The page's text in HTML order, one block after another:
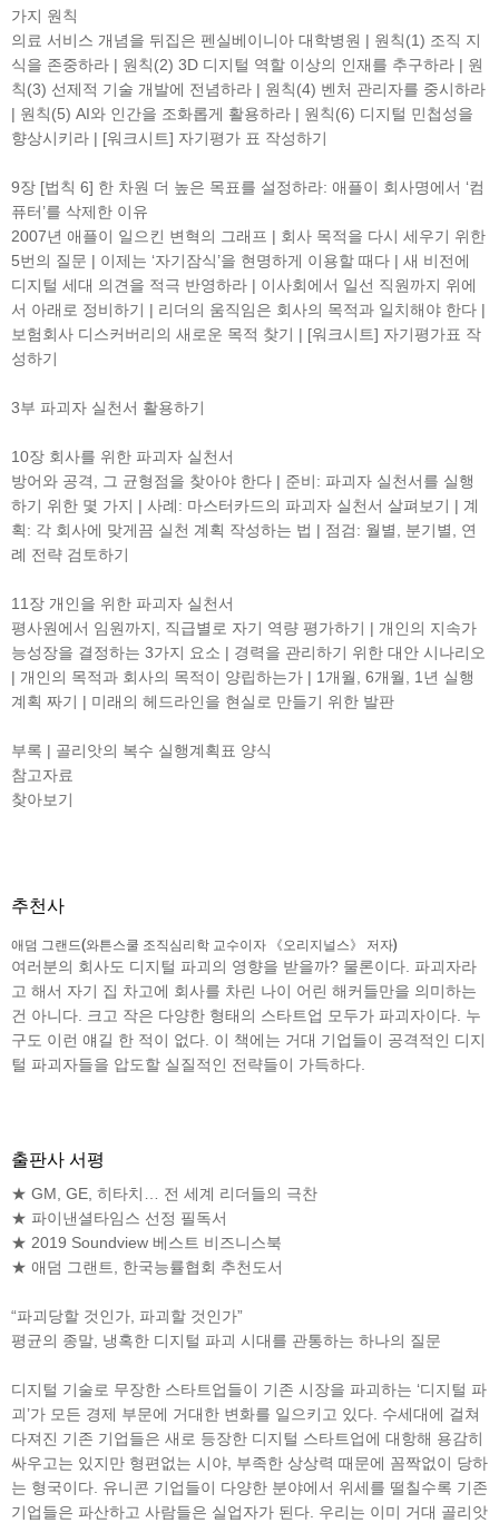
가지 원칙
의료 서비스 개념을 뒤집은 펜실베이니아 대학병원 | 원칙(1) 조직 지
식을 존중하라 | 원칙(2) 3D 디지털 역할 이상의 인재를 추구하라 | 원
칙(3) 선제적 기술 개발에 전념하라 | 원칙(4) 벤처 관리자를 중시하라
| 원칙(5) AI와 인간을 조화롭게 활용하라 | 원칙(6) 디지털 민첩성을
향상시키라 | [워크시트] 자기평가 표 작성하기
9장 [법칙 6] 한 차원 더 높은 목표를 설정하라: 애플이 회사명에서 ‘컴
퓨터’를 삭제한 이유
2007년 애플이 일으킨 변혁의 그래프 | 회사 목적을 다시 세우기 위한
5번의 질문 | 이제는 ‘자기잠식’을 현명하게 이용할 때다 | 새 비전에
디지털 세대 의견을 적극 반영하라 | 이사회에서 일선 직원까지 위에
서 아래로 정비하기 | 리더의 움직임은 회사의 목적과 일치해야 한다 |
보험회사 디스커버리의 새로운 목적 찾기 | [워크시트] 자기평가표 작
성하기
3부 파괴자 실천서 활용하기
10장 회사를 위한 파괴자 실천서
방어와 공격, 그 균형점을 찾아야 한다 | 준비: 파괴자 실천서를 실행
하기 위한 몇 가지 | 사례: 마스터카드의 파괴자 실천서 살펴보기 | 계
획: 각 회사에 맞게끔 실천 계획 작성하는 법 | 점검: 월별, 분기별, 연
례 전략 검토하기
11장 개인을 위한 파괴자 실천서
평사원에서 임원까지, 직급별로 자기 역량 평가하기 | 개인의 지속가
능성장을 결정하는 3가지 요소 | 경력을 관리하기 위한 대안 시나리오
| 개인의 목적과 회사의 목적이 양립하는가 | 1개월, 6개월, 1년 실행
계획 짜기 | 미래의 헤드라인을 현실로 만들기 위한 발판
부록 | 골리앗의 복수 실행계획표 양식
참고자료
찾아보기
추천사
애덤 그랜드(와튼스쿨 조직심리학 교수이자 《오리지널스》 저자)
여러분의 회사도 디지털 파괴의 영향을 받을까? 물론이다. 파괴자라
고 해서 자기 집 차고에 회사를 차린 나이 어린 해커들만을 의미하는
건 아니다. 크고 작은 다양한 형태의 스타트업 모두가 파괴자이다. 누
구도 이런 얘길 한 적이 없다. 이 책에는 거대 기업들이 공격적인 디지
털 파괴자들을 압도할 실질적인 전략들이 가득하다.
출판사 서평
★ GM, GE, 히타치… 전 세계 리더들의 극찬
★ 파이낸셜타임스 선정 필독서
★ 2019 Soundview 베스트 비즈니스북
★ 애덤 그랜트, 한국능률협회 추천도서
“파괴당할 것인가, 파괴할 것인가”
평균의 종말, 냉혹한 디지털 파괴 시대를 관통하는 하나의 질문
디지털 기술로 무장한 스타트업들이 기존 시장을 파괴하는 ‘디지털 파
괴’가 모든 경제 부문에 거대한 변화를 일으키고 있다. 수세대에 걸쳐
다져진 기존 기업들은 새로 등장한 디지털 스타트업에 대항해 용감히
싸우고는 있지만 형편없는 시야, 부족한 상상력 때문에 꼼짝없이 당하
는 형국이다. 유니콘 기업들이 다양한 분야에서 위세를 떨칠수록 기존
기업들은 파산하고 사람들은 실업자가 된다. 우리는 이미 거대 골리앗